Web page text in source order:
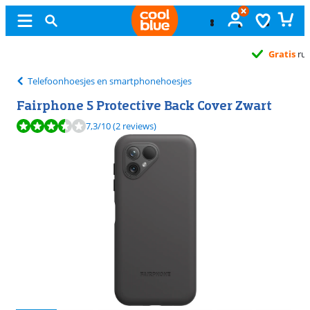
Telefoonhoesjes en smartphonehoesjes
Fairphone 5 Protective Back Cover Zwart
Beoordeling is 7,3 van de 10, gebaseerd op 2 reviews.
7,3/10(2 reviews)